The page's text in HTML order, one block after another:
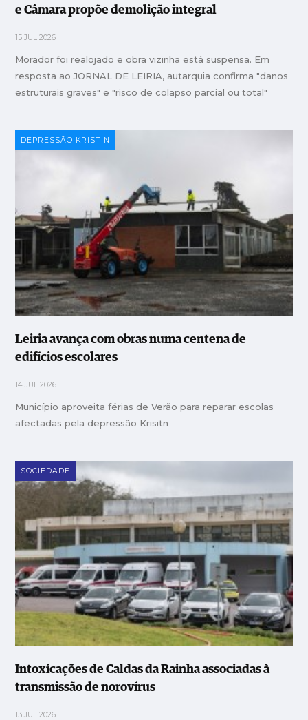
e Câmara propõe demolição integral
15 JUL 2026
Morador foi realojado e obra vizinha está suspensa. Em
resposta ao JORNAL DE LEIRIA, autarquia confirma "danos
estruturais graves" e "risco de colapso parcial ou total"
DEPRESSÃO KRISTIN
Leiria avança com obras numa centena de
edifícios escolares
14 JUL 2026
Município aproveita férias de Verão para reparar escolas
afectadas pela depressão Krisitn
SOCIEDADE
Intoxicações de Caldas da Rainha associadas à
transmissão de norovírus
13 JUL 2026